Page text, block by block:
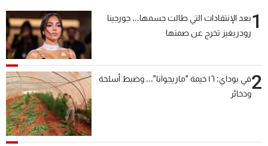
1بعد الإنتقادات التي طالت جسمها... جورجينا
رودريغيز تخرج عن صمتها
2
في بوداي: ١٦ خيمة "ماريجوانا"... وضبط أسلحة
وذخائر